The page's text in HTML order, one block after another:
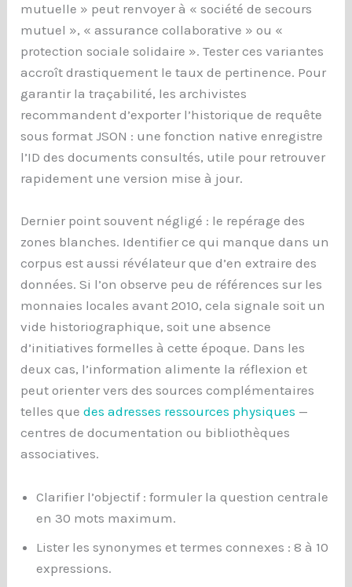
mutuelle » peut renvoyer à « société de secours
mutuel », « assurance collaborative » ou «
protection sociale solidaire ». Tester ces variantes
accroît drastiquement le taux de pertinence. Pour
garantir la traçabilité, les archivistes
recommandent d’exporter l’historique de requête
sous format JSON : une fonction native enregistre
l’ID des documents consultés, utile pour retrouver
rapidement une version mise à jour.
Dernier point souvent négligé : le repérage des
zones blanches. Identifier ce qui manque dans un
corpus est aussi révélateur que d’en extraire des
données. Si l’on observe peu de références sur les
monnaies locales avant 2010, cela signale soit un
vide historiographique, soit une absence
d’initiatives formelles à cette époque. Dans les
deux cas, l’information alimente la réflexion et
peut orienter vers des sources complémentaires
telles quedes adresses ressources physiques —
centres de documentation ou bibliothèques
associatives.
Clarifier l’objectif : formuler la question centrale
en 30 mots maximum.
Lister les synonymes et termes connexes : 8 à 10
expressions.